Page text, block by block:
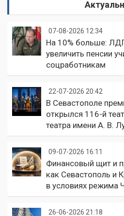
07-08-2026 12:34
На 10% больше:
увеличить пенсии
соцработникам
22-07-2026 20:42
В Севастополе
открылся 116-й
театра имени А. В.
09-07-2026 16:11
Финансовый щит и
как Севастополь и
в условиях режима
26-06-2026 21:18